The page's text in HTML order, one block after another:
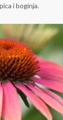
i boginja.